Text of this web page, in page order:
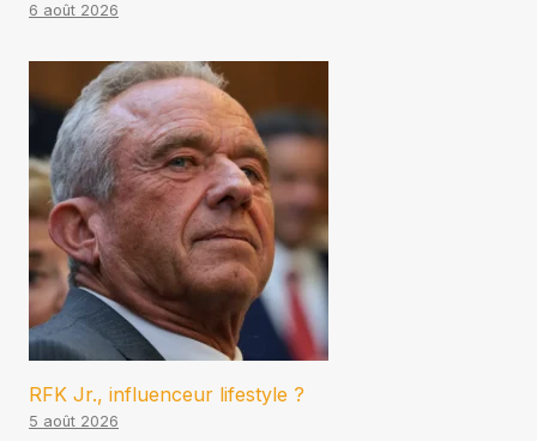
6 août 2026
RFK Jr., influenceur lifestyle ?
5 août 2026